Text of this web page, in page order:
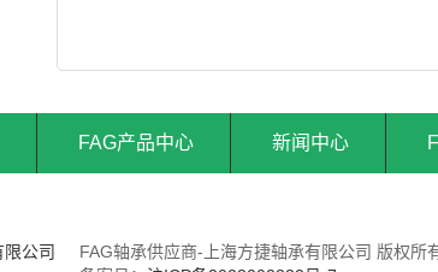
FAG产品中心 新闻中心
FAG轴承供应商-上海方捷轴承有限公司 版权所